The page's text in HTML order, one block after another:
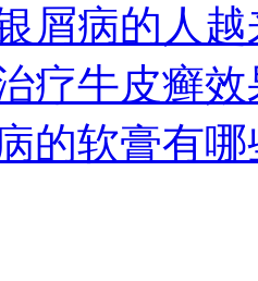
屑病的人
疗牛皮癣效
的软膏有哪